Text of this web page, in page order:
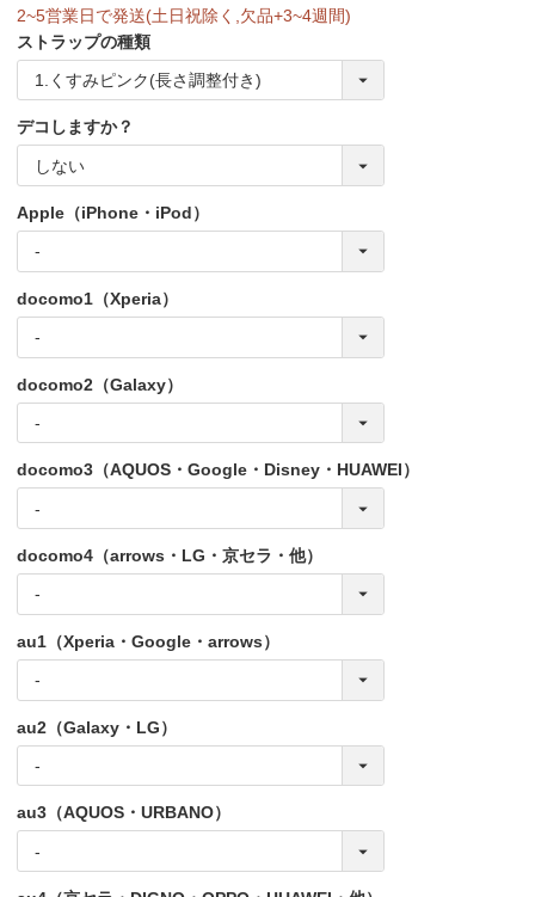
2~5営業日で発送(土日祝除く,欠品+3~4週間)
ストラップの種類
デコしますか？
Apple（iPhone・iPod）
docomo1（Xperia）
docomo2（Galaxy）
docomo3（AQUOS・Google・Disney・HUAWEI）
docomo4（arrows・LG・京セラ・他）
au1（Xperia・Google・arrows）
au2（Galaxy・LG）
au3（AQUOS・URBANO）